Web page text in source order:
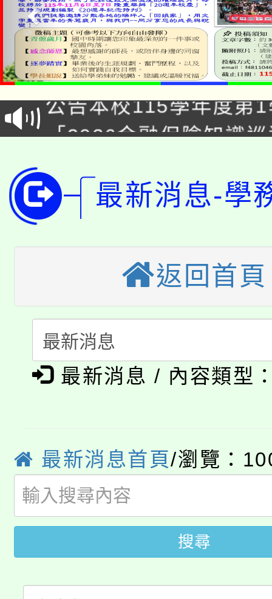
淨零綠領人才培育課程
公告本校115學年度第
代理(課)教師甄選結果(
「2026金融保險知識
生本土語及新住民語歌
公告本校115學年度第
代理(課)教師甄選結果(
公告本校115學年度第
代理(課)教師甄選結果(
轉知中國文化大學推廣
《TA101》溝通分析基
程，歡迎學生輔導中心
心理、諮商輔導、社會
系所師生報名參加。
轉知苗栗縣政府辦理
縣市「校園短影音徵選
門員」簡章及活動海報
踴躍報名參加。
桃園市115學年度學生
要點
「桃園市補助參觀特色
展演活動實施計畫」
淨零綠領人才培育課程
車」活動
桃園市115學年度學生
生本土語及新住民語歌
公告本校115學年度第
代理(課)教師甄選結果(
公告本校115學年度第
代理(課)教師甄選結果(
轉知中國文化大學推廣
《TA101》溝通分析基
轉知苗栗縣政府辦理
最新消息-學
返回首頁
最新消息 / 內容類型
最新消息首頁/瀏覽：
搜尋